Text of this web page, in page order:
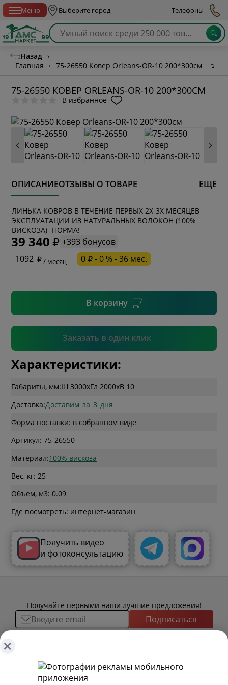
Меню Выберите город Телефоны
Назад ›
Главная
› 75-26550 Ковер Orleans-OR-10 200*300см ↴
75-26550 КОВЕР ORLEANS-OR-10 200*300СМ
В избранное
ОПИСАНИЕОТЗЫВЫ О ТОВАРЕ ЕЩЕ
ЛИНЬКА КОВРОВ В ТЕЧЕНИЕ ПЕРВЫХ 2Х-3Х МЕСЯЦЕВ
ЭКСПЛУАТАЦИИ ИЗ НАТУРАЛЬНЫХ ВОЛОКОН (100%
ВИСКОЗА)- НОРМА!
39 340
+393 бонусов
1092
/ месяц 0 ₽ - 0 % - 36 мес.
В корзину
Заказать в один клик
* обязательное поле
* необязательное поле
Подтвердить
Характеристики:
Габариты, мм:Ш 3000xГл 2000xВ 10
Доставка:Доставим_за_3_дня
Форма поставки: в собранном виде
Артикул: 75-26550
Материал:100% вискоза
Вес, кг: 25
Объем, м3: 0.09
Где посмотреть: интернет-магазин
Получить видео
и фотоконсультацию
Получайте первыми наши лучшие предложения!
Подписаться
О ТОВАРАХ